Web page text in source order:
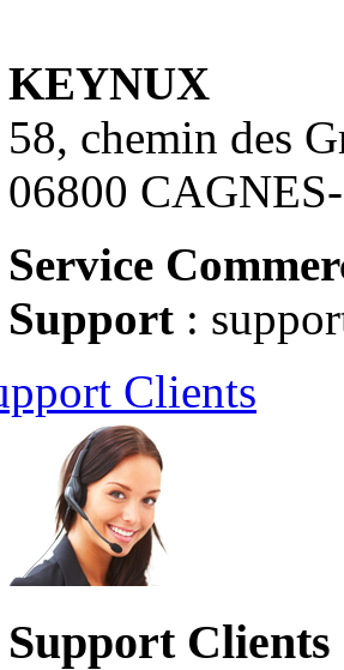
KEYNUX
58, chemin des
06800
Service
Support :
Clients
Support Clients